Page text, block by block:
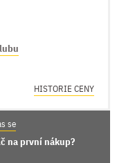
HISTORIE CENY
se
na první nákup?